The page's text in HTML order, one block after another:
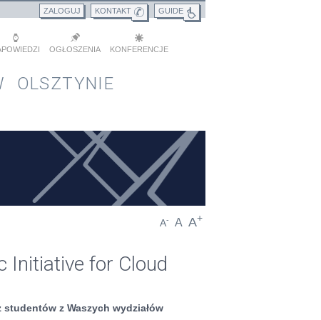
GUIDE
KONTAKT
ZALOGUJ
KONFERENCJE
OGŁOSZENIA
OLSZTYNIE
A- A A+
Initiative for Cloud
z Waszych wydziałów